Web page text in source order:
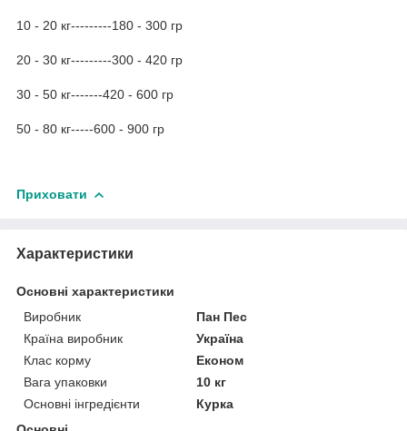
10 - 20 кг---------180 - 300 гр
20 - 30 кг---------300 - 420 гр
30 - 50 кг-------420 - 600 гр
50 - 80 кг-----600 - 900 гр
Приховати
Характеристики
Основні характеристики
Виробник
Пан Пес
Країна виробник
Україна
Клас корму
Економ
Вага упаковки
10 кг
Основні інгредієнти
Курка